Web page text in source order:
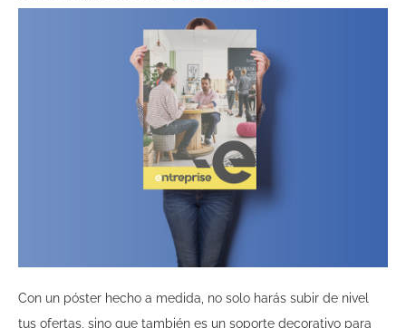
Con un póster hecho a medida, no solo harás subir de nivel
tus ofertas, sino que también es un soporte decorativo para